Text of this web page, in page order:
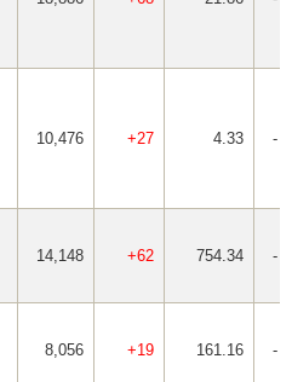
10,476 +27 4.33 -
14,148 +62 754.34 -
8,056 +19 161.16 -